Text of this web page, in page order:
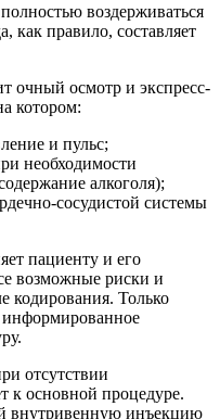
воздерживаться
как правило, составляет
очный осмотр и экспресс-
котором:
и пульс;
необходимости
алкоголя);
сосудистой системы
пациенту и его
возможные риски и
кодирования. Только
информированное
отсутствии
к основной процедуре.
внутривенную инъекцию